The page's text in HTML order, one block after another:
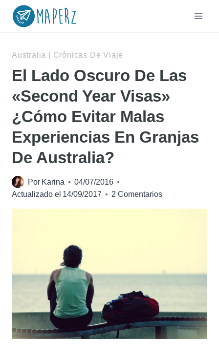
Saltar
Australia Crónicas De Viaje
El Lado Oscuro De Las
«Second Year Visas»
¿Cómo Evitar Malas
Experiencias En Granjas
De Australia?
Por Karina
04/07/2016
Actualizado el 14/09/2017 2 Comentarios